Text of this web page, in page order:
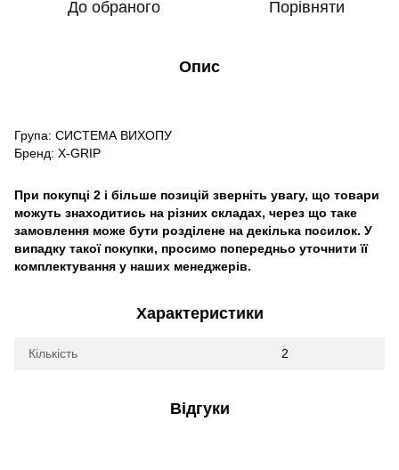
До обраного Порівняти
Опис
Група: СИСТЕМА ВИХОПУ
Бренд: X-GRIP
При покупці 2 і більше позицій зверніть увагу, що товари
можуть знаходитись на різних складах, через що таке
замовлення може бути розділене на декілька посилок. У
випадку такої покупки, просимо попередньо уточнити її
комплектування у наших менеджерів.
Характеристики
Кількість 2
Відгуки